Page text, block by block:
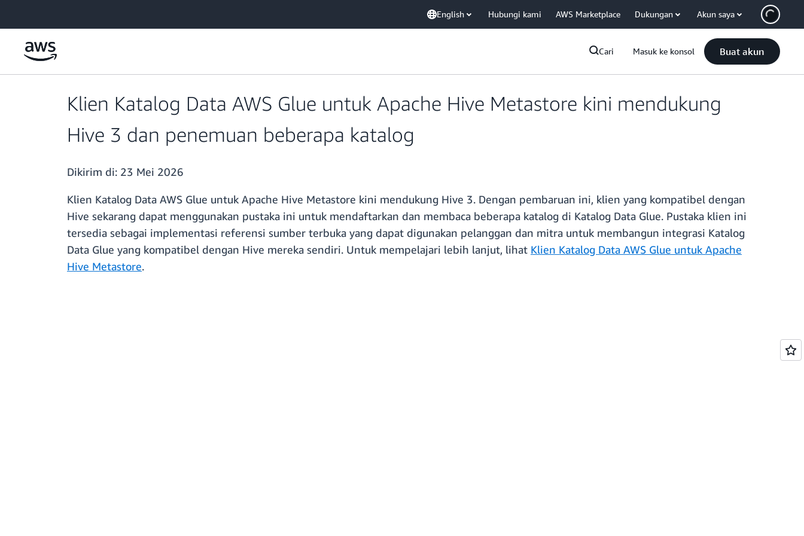
English Hubungi kami AWS Marketplace Dukungan Akun saya
Cari Masuk ke konsol Buat akun
Klien Katalog Data AWS Glue untuk Apache Hive Metastore kini mendukung
Hive 3 dan penemuan beberapa katalog
Dikirim di: 23 Mei 2026
Klien Katalog Data AWS Glue untuk Apache Hive Metastore kini mendukung Hive 3. Dengan pembaruan ini, klien yang kompatibel dengan
Hive sekarang dapat menggunakan pustaka ini untuk mendaftarkan dan membaca beberapa katalog di Katalog Data Glue. Pustaka klien ini
tersedia sebagai implementasi referensi sumber terbuka yang dapat digunakan pelanggan dan mitra untuk membangun integrasi Katalog
Data Glue yang kompatibel dengan Hive mereka sendiri. Untuk mempelajari lebih lanjut, lihat Klien Katalog Data AWS Glue untuk Apache
Hive Metastore.